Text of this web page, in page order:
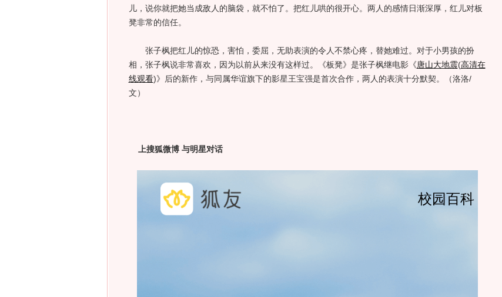
儿，说你就把她当成敌人的脑袋，就不怕了。把红儿哄的很开心。两人的感情日渐深厚，红儿对板
凳非常的信任。
张子枫把红儿的惊恐，害怕，委屈，无助表演的令人不禁心疼，替她难过。对于小男孩的扮
相，张子枫说非常喜欢，因为以前从来没有这样过。《板凳》是张子枫继电影《唐山大地震(高清在
线观看)》后的新作，与同属华谊旗下的影星王宝强是首次合作，两人的表演十分默契。（洛洛/
文）
上搜狐微博 与明星对话